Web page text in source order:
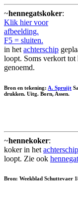
~hennegatskoker:
Klik hier voor
afbeelding.
F5 = sluiten.
in het achterschip
loopt. Soms verkort tot
genoemd.
Bron en tekening: A. Spruijt
drukken. Uitg. Born, Assen.
~hennekoker:
koker in het achterschip
loopt. Zie ook
Bron: Weekblad Schuttevaer